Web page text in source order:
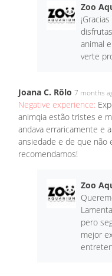
Zoo
animal
verte
Joana C. Rôlo 7 months
Negative experience:
animqia estão tristes e
andava erraricamente e
ansiedade e de que não
recomendamos!
Zoo
pero
mejor